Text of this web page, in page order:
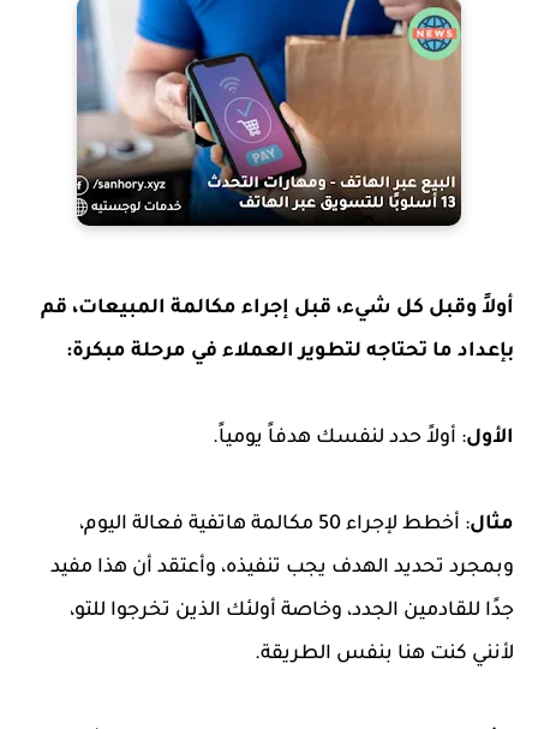
أولاً وقبل كل شيء، قبل إجراء مكالمة المبيعات، قم
بإعداد ما تحتاجه لتطوير العملاء في مرحلة مبكرة:
الأول: أولاً حدد لنفسك هدفاً يومياً.
مثال
: أخطط لإجراء 50 مكالمة هاتفية فعالة اليوم،
وبمجرد تحديد الهدف يجب تنفيذه، وأعتقد أن هذا مفيد
جدًا للقادمين الجدد، وخاصة أولئك الذين تخرجوا للتو،
لأنني كنت هنا بنفس الطريقة.